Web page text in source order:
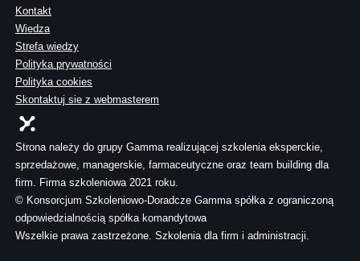
Kontakt
Wiedza
Strefa wiedzy
Polityka prywatności
Polityka cookies
Skontaktuj sie z webmasterem
Strona należy do grupy Gamma realizującej szkolenia eksperckie,
sprzedażowe, managerskie, farmaceutyczne oraz team building dla
firm. Firma szkoleniowa 2021 roku.
© Konsorcjum Szkoleniowo-Doradcze Gamma spółka z ograniczoną
odpowiedzialnością spółka komandytowa
Wszelkie prawa zastrzeżone. Szkolenia dla firm i administracji.